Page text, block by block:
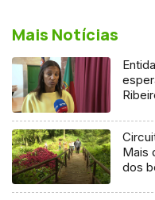
Mais Notícias
Mais
dos